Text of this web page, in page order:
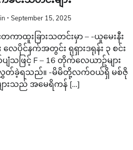
September 15, 2025
ကာထူးခြားသတင်းမှာ – -ယူမေးနီး
လေပိုင်နက်အတွင်း ရုရှားဒရုန်း ၃ စင်း
ပျံသဖြင့် F – 16 တိုက်လေယာဥ်များ
တ်ခဲ့ရသည်။ -မိမိတို့လက်ဝယ်ရှိ မစ်ဇို
ျားသည် အမေရိကန် […]